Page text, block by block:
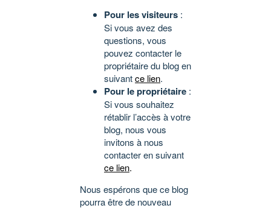
Pour les visiteurs :
Si vous avez des
questions, vous
pouvez contacter le
propriétaire du blog en
suivantce lien.
Pour le propriétaire :
Si vous souhaitez
rétablir l’accès à votre
blog, nous vous
invitons à nous
contacter en suivant
ce lien.
Nous espérons que ce blog
pourra être de nouveau